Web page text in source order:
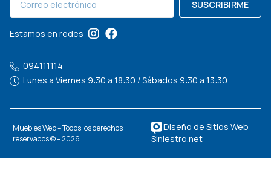
SUSCRIBIRME
Estamos en redes
094111114
Lunes a Viernes 9:30 a 18:30 / Sábados 9:30 a 13:30
Muebles Web – Todos los derechos
reservados © – 2026
Diseño de Sitios Web
Siniestro.net